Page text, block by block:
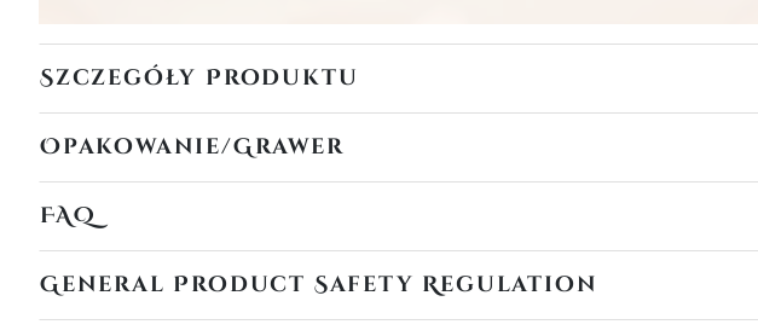
Szczegóły Produktu
Opakowanie/Grawer
FAQ
General Product Safety Regulation